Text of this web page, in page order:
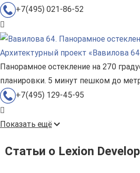
+7(495) 021-86-52
Архитектурный проект «Вавилова
Панорамное остекление на 270
планировки. 5 минут пешком до
+7(495) 129-45-95
Показать ещё
Статьи о Lexion